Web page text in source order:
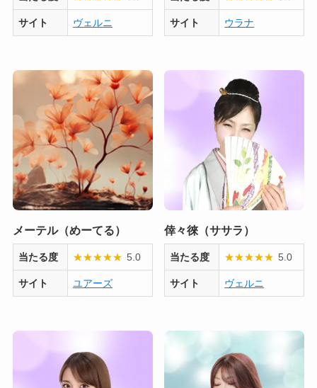
サイト ヴェルニ サイト ウラナ
メーテル（めーてる）
当たる度 ★★★★★ 5.0
サイト ユアーズ
倖々徠（ササラ）
当たる度 ★★★★★ 5.0
サイト ヴェルニ